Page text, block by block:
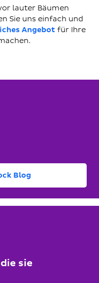
lauter Bäumen
Sie uns einfach und
Angebot für Ihre
Blog
sie